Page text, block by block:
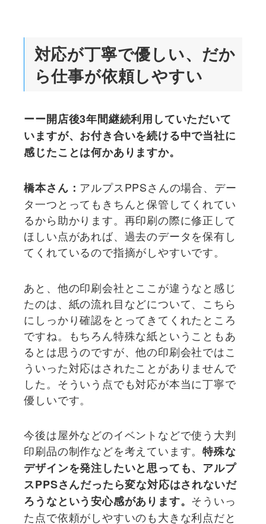
対応が丁寧で優しい、だか
ら仕事が依頼しやすい
ーー開店後3年間継続利用していただいて
いますが、お付き合いを続ける中で当社に
感じたことは何かありますか。
橋本さん： アルプスPPSさんの場合、デー
タ一つとってもきちんと保管してくれてい
るから助かります。再印刷の際に修正して
ほしい点があれば、過去のデータを保有し
てくれているので指摘がしやすいです。
あと、他の印刷会社とここが違うなと感じ
たのは、紙の流れ目などについて、こちら
にしっかり確認をとってきてくれたところ
ですね。もちろん特殊な紙ということもあ
るとは思うのですが、他の印刷会社ではこ
ういった対応はされたことがありませんで
した。そういう点でも対応が本当に丁寧で
優しいです。
今後は屋外などのイベントなどで使う大判
印刷品の制作などを考えています。特殊な
デザインを発注したいと思っても、アルプ
スPPSさんだったら変な対応はされないだ
ろうなという安心感があります。 そういっ
た点で依頼がしやすいのも大きな利点だと